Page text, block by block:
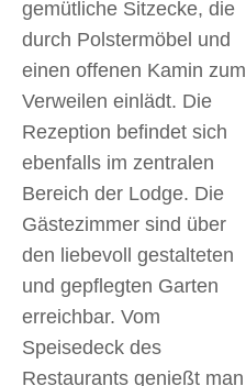
gemütliche Sitzecke, die
durch Polstermöbel und
einen offenen Kamin zum
Verweilen einlädt. Die
Rezeption befindet sich
ebenfalls im zentralen
Bereich der Lodge. Die
Gästezimmer sind über
den liebevoll gestalteten
und gepflegten Garten
erreichbar. Vom
Speisedeck des
Restaurants genießt man